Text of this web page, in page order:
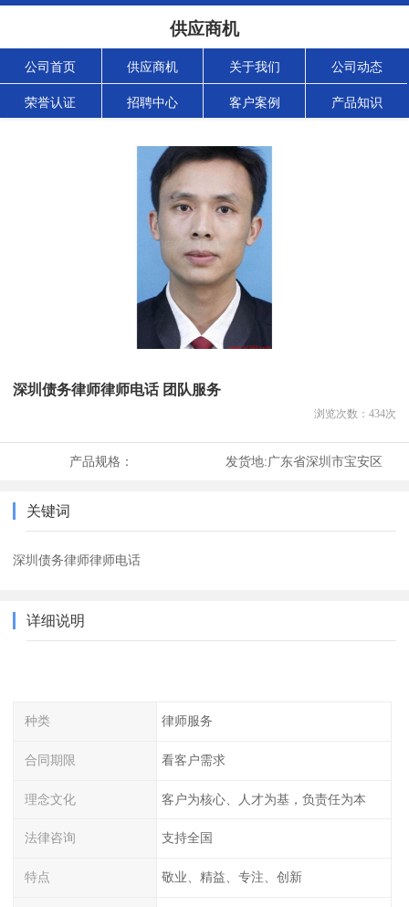
供应商机
公司首页 供应商机 关于我们 公司动态
荣誉认证 招聘中心 客户案例 产品知识
深圳债务律师律师电话 团队服务
浏览次数： 434次
产品规格： 发货地:广东省深圳市宝安区
关键词
深圳债务律师律师电话
详细说明
种类 律师服务
合同期限 看客户需求
理念文化 客户为核心、人才为基，负责任为本
法律咨询 支持全国
特点 敬业、精益、专注、创新